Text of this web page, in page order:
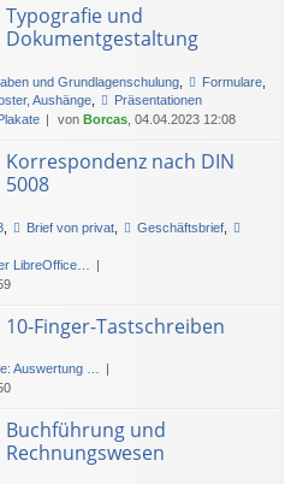
Typografie und
Dokumentgestaltung
und Grundlagenschulung, Formulare,
Aushänge,
Präsentationen
von Borcas , 04.04.2023 12:08
Korrespondenz nach DIN
5008
, Brief von privat, Geschäftsbrief,
LibreOffice…
10-Finger-Tastschreiben
Auswertung …
Buchführung und
Rechnungswesen